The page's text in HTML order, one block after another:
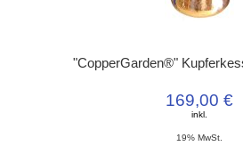
"CopperGarden®"
169,00 €
inkl.
19% MwSt.